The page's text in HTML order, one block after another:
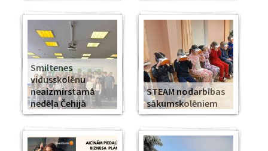
Smiltenes
vidusskolēnu
neaizmirstamā
nedēļa Čehijā
STEAM nodarbības
sākumskolēniem